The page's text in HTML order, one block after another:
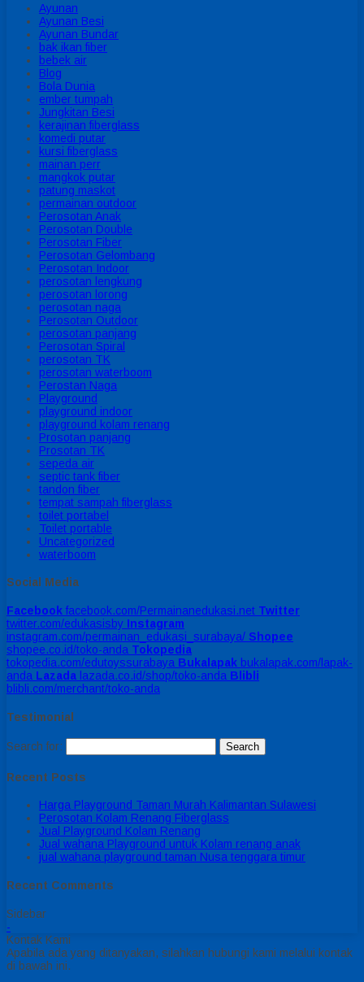
Ayunan
Ayunan Besi
Ayunan Bundar
bak ikan fiber
bebek air
Blog
Bola Dunia
ember tumpah
Jungkitan Besi
kerajinan fiberglass
komedi putar
kursi fiberglass
mainan perr
mangkok putar
patung maskot
permainan outdoor
Perosotan Anak
Perosotan Double
Perosotan Fiber
Perosotan Gelombang
Perosotan Indoor
perosotan lengkung
perosotan lorong
perosotan naga
Perosotan Outdoor
perosotan panjang
Perosotan Spiral
perosotan TK
perosotan waterboom
Perostan Naga
Playground
playground indoor
playground kolam renang
Prosotan panjang
Prosotan TK
sepeda air
septic tank fiber
tandon fiber
tempat sampah fiberglass
toilet portabel
Toilet portable
Uncategorized
waterboom
Social Media
Facebook facebook.com/Permainanedukasi.net Twitter
twitter.com/edukasisby Instagram
instagram.com/permainan_edukasi_surabaya/ Shopee
shopee.co.id/toko-anda Tokopedia
tokopedia.com/edutoyssurabaya Bukalapak bukalapak.com/lapak-
anda Lazada lazada.co.id/shop/toko-anda Blibli
blibli.com/merchant/toko-anda
Testimonial
Search for:
Recent Posts
Harga Playground Taman Murah Kalimantan Sulawesi
Perosotan Kolam Renang Fiberglass
Jual Playground Kolam Renang
Jual wahana Playground untuk Kolam renang anak
jual wahana playground taman Nusa tenggara timur
Recent Comments
Sidebar
-
Kontak Kami
Apabila ada yang ditanyakan, silahkan hubungi kami melalui kontak
di bawah ini.